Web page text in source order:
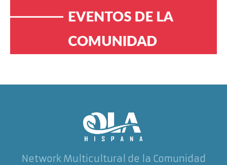
Network Multicultural de la Comunidad